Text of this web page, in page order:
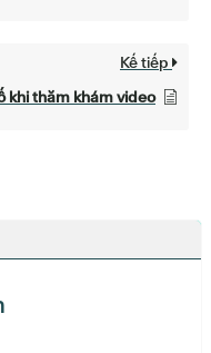
Kế tiếp
khi thăm khám video